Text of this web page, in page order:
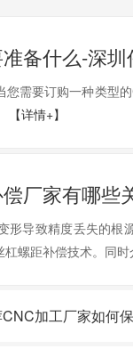
备什么-深
您需要订购一种类型
【详情+】
厂家有哪些
形导致精度丢失的
螺距补偿技术。同